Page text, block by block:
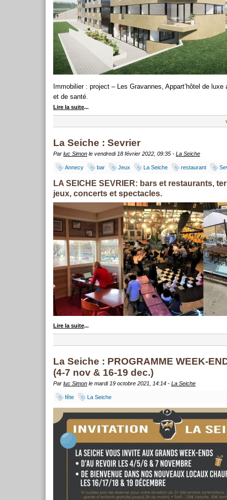
Immobilier : project – Les Gravannes, Appart’hôtel de
et de santé.
Lire la suite...
La Seiche : Sevrier
Par luc Simon le vendredi 18 février 2022, 09:35 - La Seiche
Annecy bar Jeux La Seiche restaurant
LA SEICHE SEVRIER: bars et restaurants,
jeux, concerts et spectacles.
Lire la suite...
La Seiche : PROGRAMME WEEK-
(4-7 nov & 16-19 dec.)
Par luc Simon le mardi 19 octobre 2021, 14:14 - La Seiche
fête La Seiche